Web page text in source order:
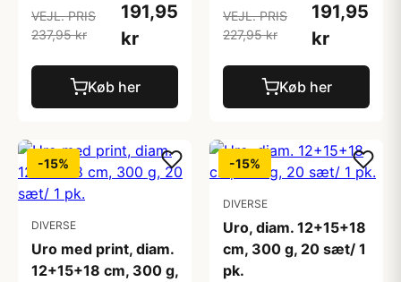
VEJL. PRIS
237,95 kr
191,95
kr
Køb her
VEJL. PRIS
227,95 kr
191,95
kr
Køb her
-15%
DIVERSE
Uro med print, diam.
12+15+18 cm, 300 g,
-15%
DIVERSE
Uro, diam. 12+15+18
cm, 300 g, 20 sæt/ 1
pk.